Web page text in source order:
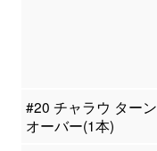
#20 チャラウ ターン
オーバー(1本)